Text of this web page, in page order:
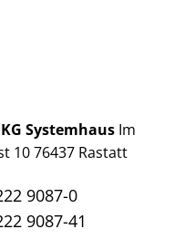
KG Systemhaus Im
10 76437 Rastatt
9087-0
9087-41